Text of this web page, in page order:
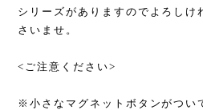
シリーズがありますのでよろしけ
さいませ。
<ご注意ください>
※小さなマグネットボタンがつい